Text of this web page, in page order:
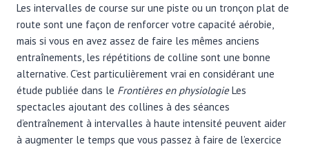
Les intervalles de course sur une piste ou un tronçon plat de
route sont une façon de renforcer votre capacité aérobie,
mais si vous en avez assez de faire les mêmes anciens
entraînements, les répétitions de colline sont une bonne
alternative. C’est particulièrement vrai en considérant une
étude publiée dans le Frontières en physiologieLes
spectacles ajoutant des collines à des séances
d’entraînement à intervalles à haute intensité peuvent aider
à augmenter le temps que vous passez à faire de l’exercice